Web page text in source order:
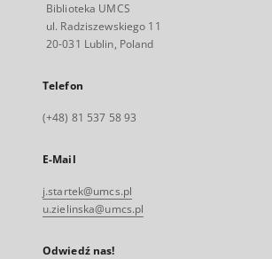
Biblioteka UMCS
ul. Radziszewskiego 11
20-031 Lublin, Poland
Telefon
(+48) 81 537 58 93
E-Mail
j.startek@umcs.pl
u.zielinska@umcs.pl
Odwiedź nas!